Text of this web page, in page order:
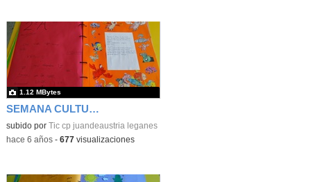
SEMANA CULTURAL DE LOS CUENTOS 45
subido por Tic cp juandeaustria leganes
1.12 MBytes
-hace 6 años- 677visualizaciones